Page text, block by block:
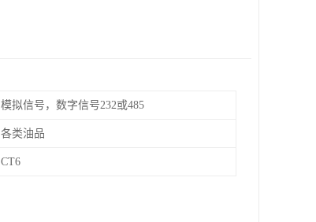
模拟信号，数字信号232或485
各类油品
CT6